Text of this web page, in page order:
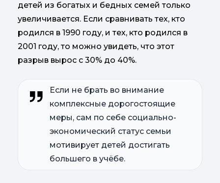
детей из богатых и бедных семей только
увеличивается. Если сравнивать тех, кто
родился в 1990 году, и тех, кто родился в
2001 году, то можно увидеть, что этот
разрыв вырос с 30% до 40%.
Если не брать во внимание
комплексные дорогостоящие
меры, сам по себе социально-
экономический статус семьи
мотивирует детей достигать
большего в учёбе.